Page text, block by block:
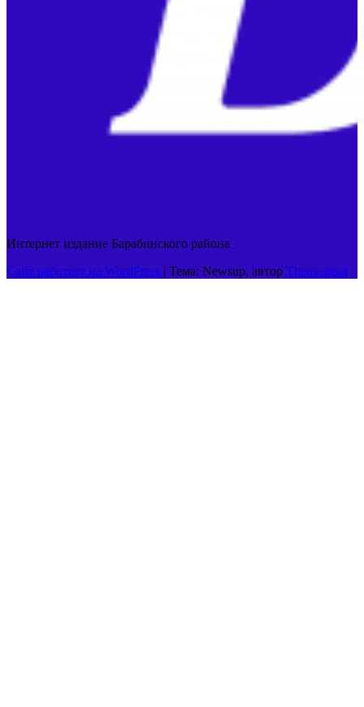
Интернет издание Барабинского района
Сайт работает на WordPress | Тема: Newsup, автор Themeansar